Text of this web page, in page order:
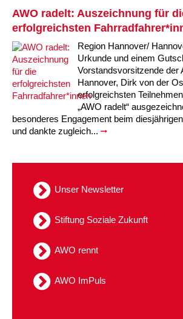
Kindertagesstätte Ibykusweg /
Kindertagesstätte Johannes-Lau-
Kindertagesstätte Klaus-Müller-
“Mäuseburg” / Familienzentrum
Kindertagesstätte König-Ludwig-
Kindertagesstätte Moorlilienweg /
Kindertagesstätte Petermannstraße
Kindertagesstätte Harenberger
Kindertagesstätte Herbartstraße
Kindertagesstätte Hiltrud-Grote-
Kindertagesstätte Ibykusweg /
Kindertagesstätte Kapellenbrink /
Kindertagesstätte Klaus-Müller-
AWO radelt: Auszeichnung für
erfolgreichsten
Region Hannover/
Urkunde und einem
Vorstandsvorsitzende der
Hannover, Dirk von der
erfolgreichsten
„AWO radelt“
besonderes Engagement beim
und dankte zugleich...
Unser Newsletter
Stiftung Soziale Zukunft
AWO rennt
AWO ImPuls